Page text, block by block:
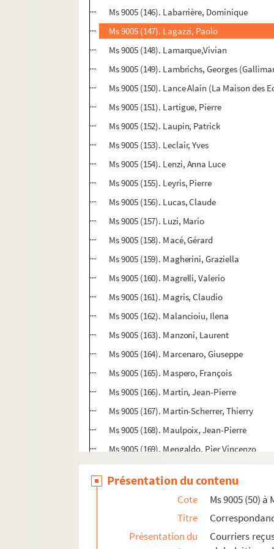
Ms 9005 (146). Labarrière, Dominique
Ms 9005 (147). Lagazzi, Paolo
Ms 9005 (148). Lamarque,Vivian
Ms 9005 (149). Lambrichs, Georges
Ms 9005 (150). Lance Alain (La Maison des
Ms 9005 (151). Lartigue, Pierre
Ms 9005 (152). Laupin, Patrick
Ms 9005 (153). Leclair, Yves
Ms 9005 (154). Lenzi, Anna Luce
Ms 9005 (155). Leyris, Pierre
Ms 9005 (156). Lucas, Claude
Ms 9005 (157). Luzi, Mario
Ms 9005 (158). Macé, Gérard
Ms 9005 (159). Magherini, Graziella
Ms 9005 (160). Magrelli, Valerio
Ms 9005 (161). Magris, Claudio
Ms 9005 (162). Malancioiu, Ilena
Ms 9005 (163). Manzoni, Laurent
Ms 9005 (164). Marcenaro, Giuseppe
Ms 9005 (165). Maspero, François
Ms 9005 (166). Martin, Jean-Pierre
Ms 9005 (167). Martin-Scherrer, Thierry
Ms 9005 (168). Maulpoix, Jean-Pierre
Ms 9005 (169). Mengaldo, Pier Vincenzo
Ms 9005 (170). Mertens, Pierre
Ms 9005 (171). Meschonnic, Henri
Ms 9005 (172). De Michelis, Cesare
Ms 9005 (173). Michon, Pierre
Ms 9005 (174). Mondo, Lorenzo (La Stampa)
Présentation du contenu
Cote
Ms 9005 (50) à
Titre
Présentation du
Courriers